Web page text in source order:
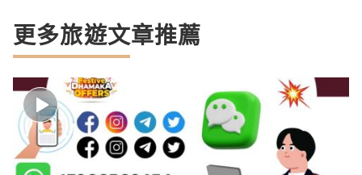
更多旅遊文章推薦